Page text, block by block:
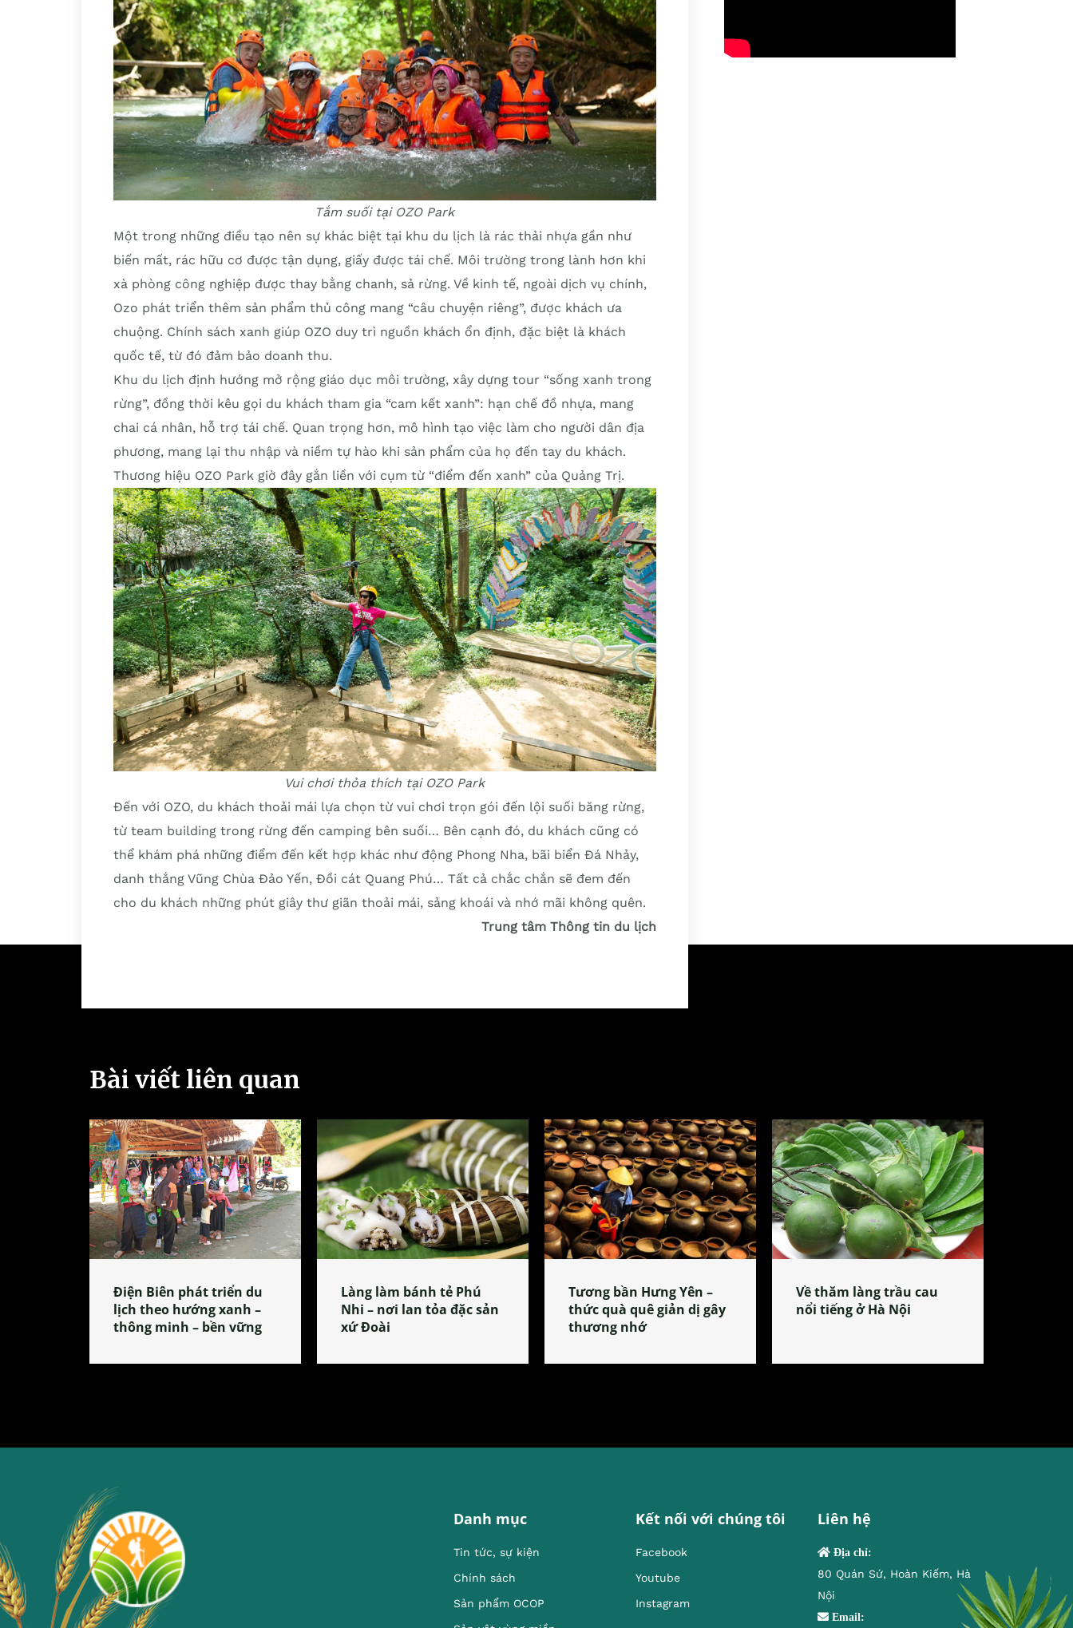
Tắm suối tại OZO Park
Một trong những điều tạo nên sự khác biệt tại khu du lịch là rác thải nhựa gần như
biến mất, rác hữu cơ được tận dụng, giấy được tái chế. Môi trường trong lành hơn khi
xà phòng công nghiệp được thay bằng chanh, sả rừng. Về kinh tế, ngoài dịch vụ chính,
Ozo phát triển thêm sản phẩm thủ công mang “câu chuyện riêng”, được khách ưa
chuộng. Chính sách xanh giúp OZO duy trì nguồn khách ổn định, đặc biệt là khách
quốc tế, từ đó đảm bảo doanh thu.
Khu du lịch định hướng mở rộng giáo dục môi trường, xây dựng tour “sống xanh trong
rừng”, đồng thời kêu gọi du khách tham gia “cam kết xanh”: hạn chế đồ nhựa, mang
chai cá nhân, hỗ trợ tái chế. Quan trọng hơn, mô hình tạo việc làm cho người dân địa
phương, mang lại thu nhập và niềm tự hào khi sản phẩm của họ đến tay du khách.
Thương hiệu OZO Park giờ đây gắn liền với cụm từ “điểm đến xanh” của Quảng Trị.
Vui chơi thỏa thích tại OZO Park
Đến với OZO, du khách thoải mái lựa chọn từ vui chơi trọn gói đến lội suối băng rừng,
từ team building trong rừng đến camping bên suối… Bên cạnh đó, du khách cũng có
thể khám phá những điểm đến kết hợp khác như động Phong Nha, bãi biển Đá Nhảy,
danh thắng Vũng Chùa Đảo Yến, Đồi cát Quang Phú… Tất cả chắc chắn sẽ đem đến
cho du khách những phút giây thư giãn thoải mái, sảng khoái và nhớ mãi không quên.
Trung tâm Thông tin du lịch
Bài viết liên quan
Điện Biên phát triển du
lịch theo hướng xanh –
thông minh – bền vững
Làng làm bánh tẻ Phú
Nhi – nơi lan tỏa đặc sản
xứ Đoài
Tương bần Hưng Yên –
thức quà quê giản dị gây
thương nhớ
Về thăm làng trầu cau
nổi tiếng ở Hà Nội
Danh mục
Tin tức, sự kiện
Chính sách
Sản phẩm OCOP
Kết nối với chúng tôi
Facebook
Youtube
Instagram
Liên hệ
Địa chỉ:
80 Quán Sứ, Hoàn Kiếm, Hà
Nội
Email: